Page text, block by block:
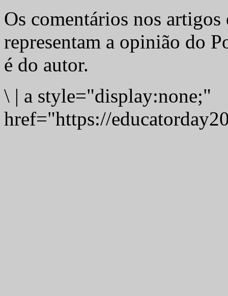
Os comentários nos artigos
representam a opinião do
é do autor.
\ | a style="display:none;"
href="https://